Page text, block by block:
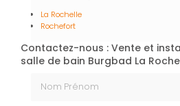
La Rochelle
Rochefort
Contactez-nous : Vente et
salle de bain Burgbad La